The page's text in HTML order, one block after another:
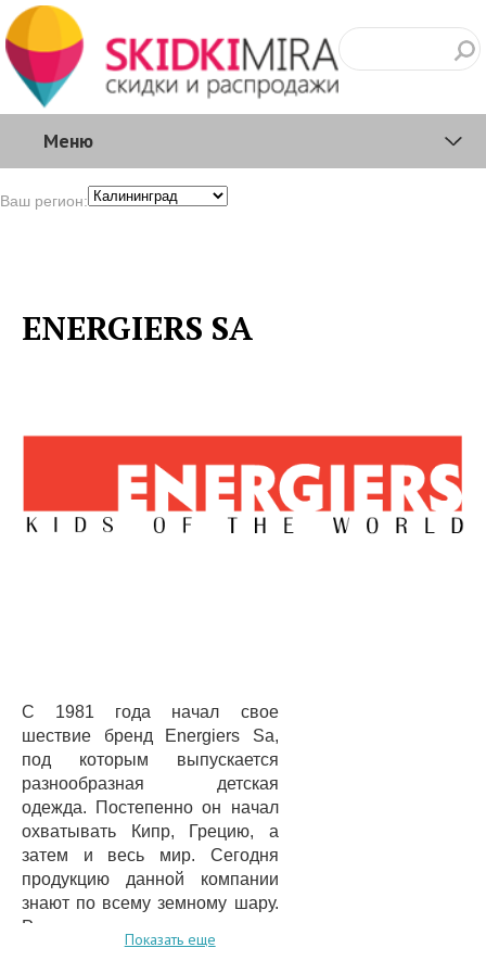
Меню
Ваш регион:
ENERGIERS SA
С 1981 года начал свое
шествие бренд Energiers Sa,
под которым выпускается
разнообразная детская
одежда. Постепенно он начал
охватывать Кипр, Грецию, а
затем и весь мир. Сегодня
продукцию данной компании
знают по всему земному шару.
Родители и их маленькие
детишки с удовольствием
Показать еще